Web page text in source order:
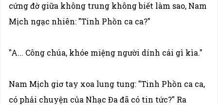
cứng đờ giữa không trung không biết làm sao, Nam
Mịch ngạc nhiên: "Tinh Phồn ca ca?"
"A... Công chúa, khóe miệng người dính cái gì kìa."
Nam Mịch giơ tay xoa lung tung: "Tinh Phồn ca ca,
có phải chuyện của Nhạc Đa đã có tin tức?" Ra